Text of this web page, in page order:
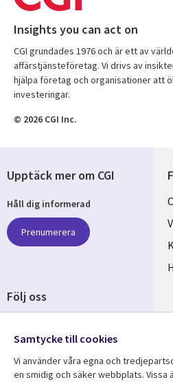
Insights you can act on
CGI grundades 1976 och är ett av
affärstjänsteföretag. Vi drivs av
hjälpa företag och organisationer att
investeringar.
© 2026 CGI Inc.
Upptäck mer om CGI
Håll dig informerad
Prenumerera
Följ oss
Media
Samtycke till cookies
Vi använder våra egna och
en smidig och säker webbplats. Vissa